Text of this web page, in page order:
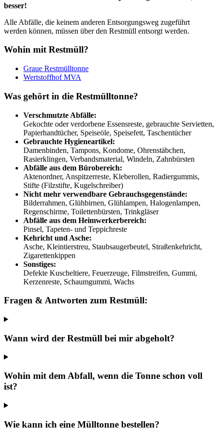
besser!
Alle Abfälle, die keinem anderen Entsorgungsweg zugeführt
werden können, müssen über den Restmüll entsorgt werden.
Wohin mit Restmüll?
Graue Restmülltonne
Wertstoffhof MVA
Was gehört in die Restmülltonne?
Verschmutzte Abfälle:
Gekochte oder verdorbene Essensreste, gebrauchte Servietten,
Papierhandtücher, Speiseöle, Speisefett, Taschentücher
Gebrauchte Hygieneartikel:
Damenbinden, Tampons, Kondome, Ohrenstäbchen,
Rasierklingen, Verbandsmaterial, Windeln, Zahnbürsten
Abfälle aus dem Bürobereich:
Aktenordner, Anspitzerreste, Kleberollen, Radiergummis,
Stifte (Filzstifte, Kugelschreiber)
Nicht mehr verwendbare Gebrauchsgegenstände:
Bilderrahmen, Glühbirnen, Glühlampen, Halogenlampen,
Regenschirme, Toilettenbürsten, Trinkgläser
Abfälle aus dem Heimwerkerbereich:
Pinsel, Tapeten- und Teppichreste
Kehricht und Asche:
Asche, Kleintierstreu, Staubsaugerbeutel, Straßenkehricht,
Zigarettenkippen
Sonstiges:
Defekte Kuscheltiere, Feuerzeuge, Filmstreifen, Gummi,
Kerzenreste, Schaumgummi, Wachs
Fragen & Antworten zum Restmüll:
Wann wird der Restmüll bei mir abgeholt?
Wohin mit dem Abfall, wenn die Tonne schon voll
ist?
Wie kann ich eine Mülltonne bestellen?